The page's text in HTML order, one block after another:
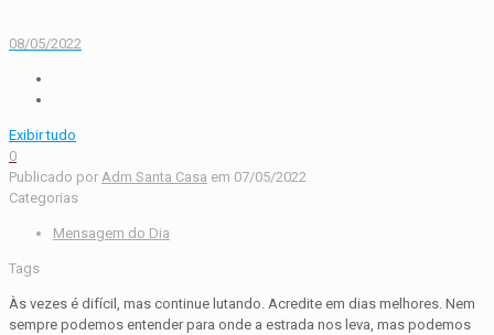
08/05/2022
Exibir tudo
0
Publicado por Adm Santa Casa em 07/05/2022
Categorias
Mensagem do Dia
Tags
Às vezes é difícil, mas continue lutando. Acredite em dias melhores. Nem
sempre podemos entender para onde a estrada nos leva, mas podemos